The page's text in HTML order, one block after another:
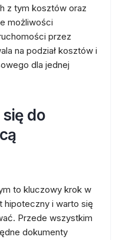
z tym kosztów oraz
możliwości
przez
na podział kosztów i
dla jednej
do
to kluczowy krok w
hipoteczny i warto się
Przede wszystkim
dokumenty